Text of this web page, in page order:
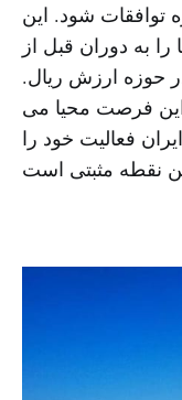
توافقات شود. این
به دوران قبل از
حوزه ارزش ریال.
فرصت محیا می
فعالیت خود را